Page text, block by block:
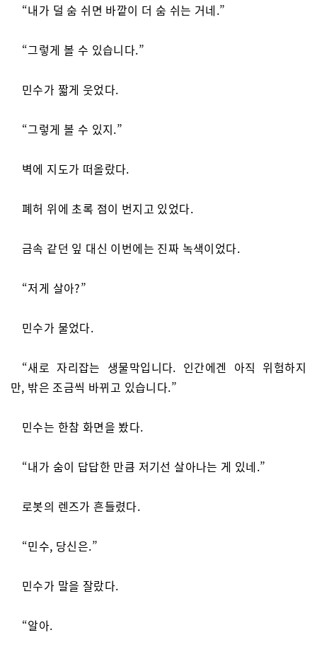
“내가 덜 숨 쉬면 바깥이 더 숨 쉬는 거네.”
“그렇게 볼 수 있습니다.”
민수가 짧게 웃었다.
“그렇게 볼 수 있지.”
벽에 지도가 떠올랐다.
폐허 위에 초록 점이 번지고 있었다.
금속 같던 잎 대신 이번에는 진짜 녹색이었다.
“저게 살아?”
민수가 물었다.
“새로 자리잡는 생물막입니다. 인간에겐 아직 위험하지
만, 밖은 조금씩 바뀌고 있습니다.”
민수는 한참 화면을 봤다.
“내가 숨이 답답한 만큼 저기선 살아나는 게 있네.”
로봇의 렌즈가 흔들렸다.
“민수, 당신은.”
민수가 말을 잘랐다.
“알아.